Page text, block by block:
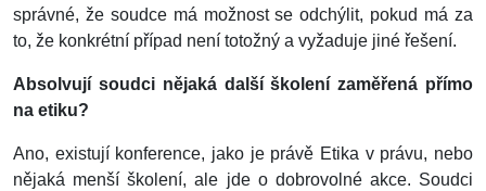
správné, že soudce má možnost se odchýlit, pokud má za
to, že konkrétní případ není totožný a vyžaduje jiné řešení.
Absolvují soudci nějaká další školení zaměřená přímo
na etiku?
Ano, existují konference, jako je právě Etika v právu, nebo
nějaká menší školení, ale jde o dobrovolné akce. Soudci